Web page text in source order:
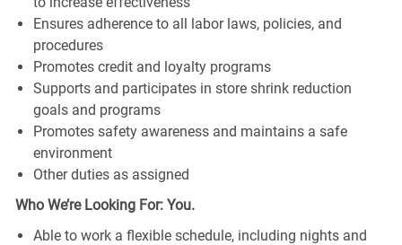
Ensures adherence to all labor laws, policies, and
procedures
Promotes credit and loyalty programs
Supports and participates in store shrink reduction
goals and programs
Promotes safety awareness and maintains a safe
environment
Other duties as assigned
Who We’re Looking For: You.
Able to work a flexible schedule, including nights and